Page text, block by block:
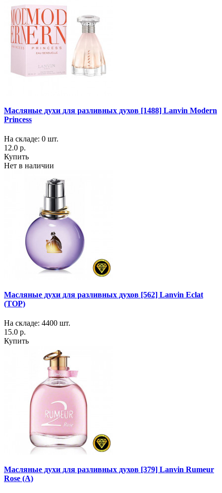
Масляные духи для разливных духов [1488] Lanvin Modern
Princess
На складе: 0 шт.
12.0 р.
Купить
Нет в наличии
Масляные духи для разливных духов [562] Lanvin Eclat
(TOP)
На складе: 4400 шт.
15.0 р.
Купить
Масляные духи для разливных духов [379] Lanvin Rumeur
Rose (A)